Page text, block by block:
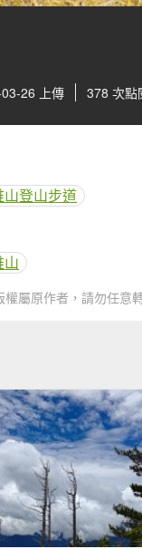
26 上傳 378 次點
山登山步道
山
權屬原作者，請勿任意